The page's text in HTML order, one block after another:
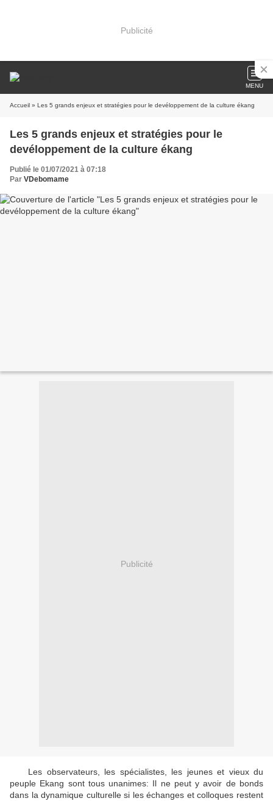
Publicité
MENU
Accueil » Les 5 grands enjeux et stratégies pour le devéloppement de la culture ékang
Les 5 grands enjeux et stratégies pour le
devéloppement de la culture ékang
Publié le 01/07/2021 à 07:18
Par VDebomame
Publicité
Les observateurs, les spécialistes, les jeunes et vieux du
peuple Ekang sont tous unanimes: Il ne peut y avoir de bonds
dans la dynamique culturelle si les échanges et colloques restent